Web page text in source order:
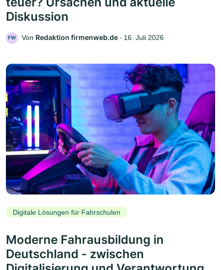
Diskussion
FW Von Redaktion firmenweb.de ‧ 16. Juli 2026
Digitale Lösungen für Fahrschulen
Moderne Fahrausbildung in
Deutschland - zwischen